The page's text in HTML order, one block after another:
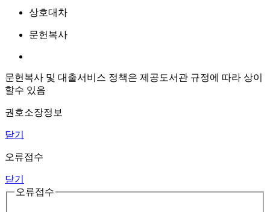
상호대차
문헌복사
문헌복사 및 대출서비스 정책은 제공도서관 규정에 따라 상이
할수 있음
권호소장정보
닫기
오류접수
닫기
오류접수